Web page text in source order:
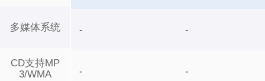
多媒体系统
CD支持MP
3/WMA
- -
- -